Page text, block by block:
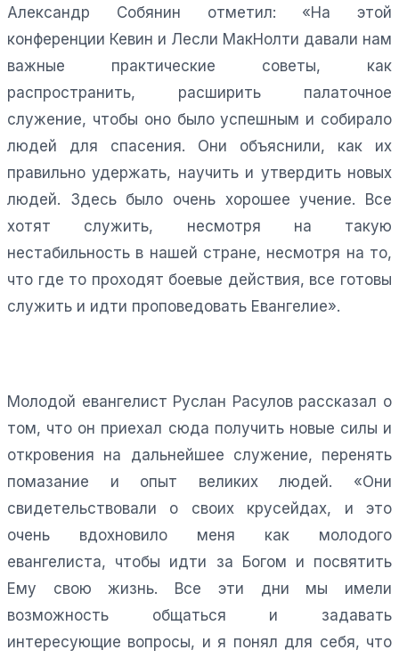
Александр Собянин отметил: «На этой
конференции Кевин и Лесли МакНолти давали нам
важные практические советы, как
распространить, расширить палаточное
служение, чтобы оно было успешным и собирало
людей для спасения. Они объяснили, как их
правильно удержать, научить и утвердить новых
людей. Здесь было очень хорошее учение. Все
хотят служить, несмотря на такую
нестабильность в нашей стране, несмотря на то,
что где то проходят боевые действия, все готовы
служить и идти проповедовать Евангелие».
Молодой евангелист Руслан Расулов рассказал о
том, что он приехал сюда получить новые силы и
откровения на дальнейшее служение, перенять
помазание и опыт великих людей. «Они
свидетельствовали о своих крусейдах, и это
очень вдохновило меня как молодого
евангелиста, чтобы идти за Богом и посвятить
Ему свою жизнь. Все эти дни мы имели
возможность общаться и задавать
интересующие вопросы, и я понял для себя, что